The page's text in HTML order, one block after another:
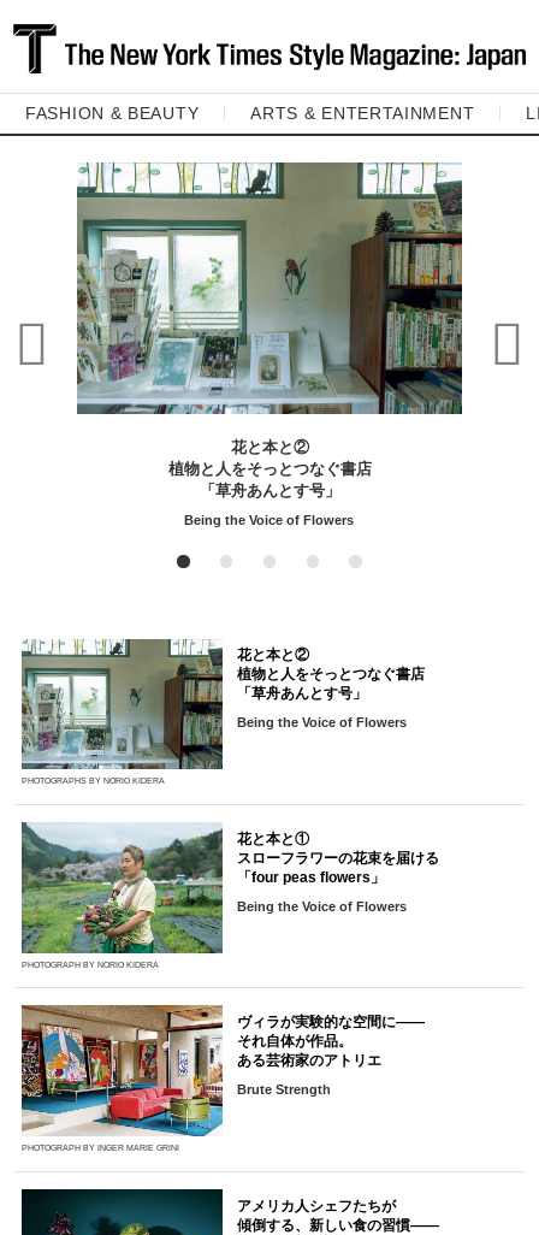
FASHION & BEAUTY ARTS & ENTERTAINMENT
花と本と②
植物と人をそっとつなぐ書店
「草舟あんとす号」
Being the Voice of Flowers
PHOTOGRAPHS BY NORIO KIDERA
花と本と②
植物と人をそっとつなぐ書店
「草舟あんとす号」
Being the Voice of Flowers
PHOTOGRAPH BY NORIO KIDERA
花と本と①
スローフラワーの花束を届ける
「four peas flowers」
Being the Voice of Flowers
PHOTOGRAPH BY INGER MARIE GRINI
ヴィラが実験的な空間に――
それ自体が作品。
ある芸術家のアトリエ
Brute Strength
アメリカ人シェフたちが
傾倒する、新しい食の習慣――